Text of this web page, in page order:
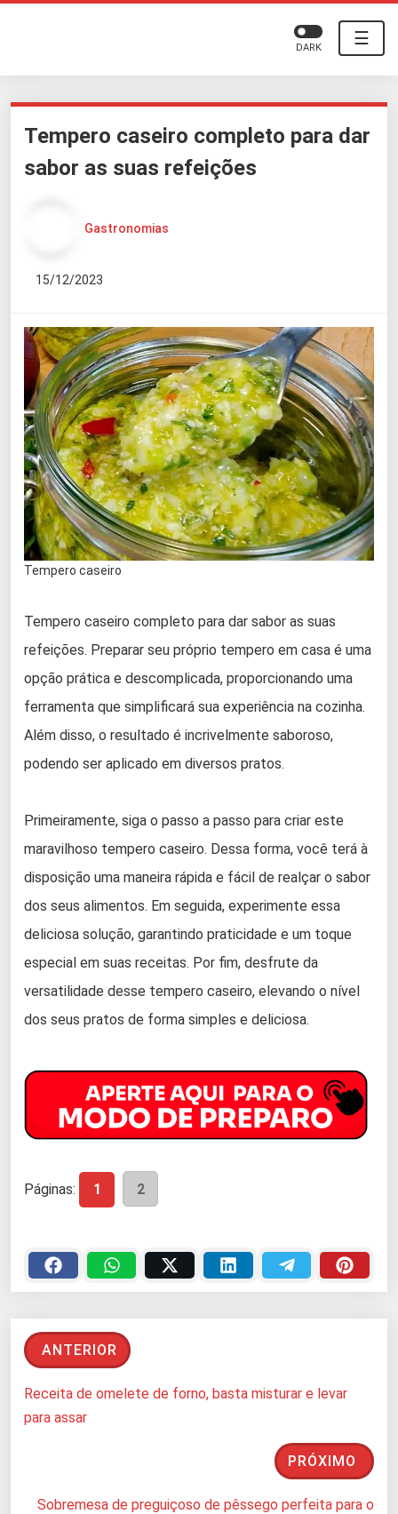
☰
DARK
Tempero caseiro completo para dar
sabor as suas refeições
Gastronomias
15/12/2023
Tempero caseiro
Tempero caseiro completo para dar sabor as suas
refeições. Preparar seu próprio tempero em casa é uma
opção prática e descomplicada, proporcionando uma
ferramenta que simplificará sua experiência na cozinha.
Além disso, o resultado é incrivelmente saboroso,
podendo ser aplicado em diversos pratos.
Primeiramente, siga o passo a passo para criar este
maravilhoso tempero caseiro. Dessa forma, você terá à
disposição uma maneira rápida e fácil de realçar o sabor
dos seus alimentos. Em seguida, experimente essa
deliciosa solução, garantindo praticidade e um toque
especial em suas receitas. Por fim, desfrute da
versatilidade desse tempero caseiro, elevando o nível
dos seus pratos de forma simples e deliciosa.
Páginas: 1 2
ANTERIOR
Receita de omelete de forno, basta misturar e levar
para assar
PRÓXIMO
Sobremesa de preguiçoso de pêssego perfeita para o